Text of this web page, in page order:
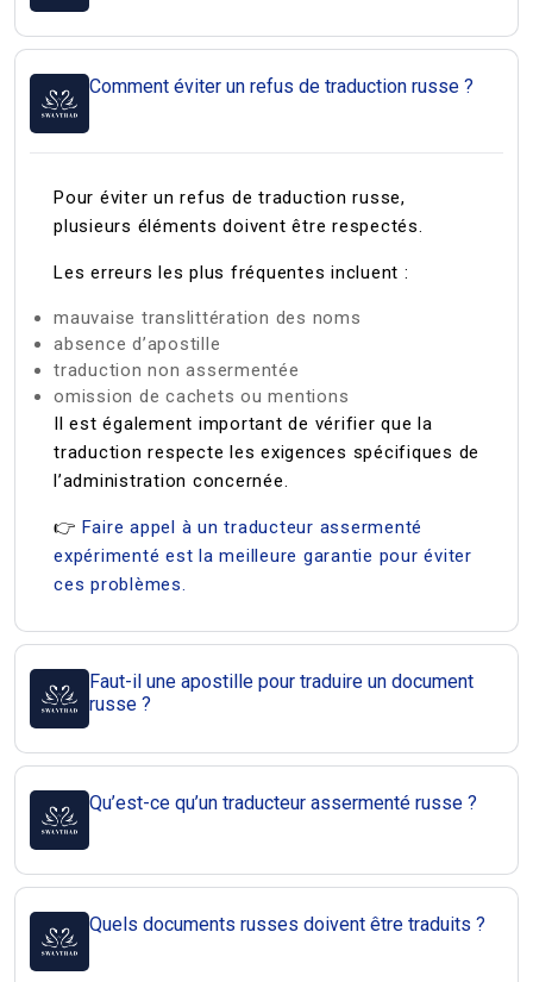
Comment éviter un refus de traduction russe ?
Pour éviter un refus de traduction russe,
plusieurs éléments doivent être respectés.
Les erreurs les plus fréquentes incluent :
mauvaise translittération des noms
absence d’apostille
traduction non assermentée
omission de cachets ou mentions
Il est également important de vérifier que la
traduction respecte les exigences spécifiques de
l’administration concernée.
👉 Faire appel à un traducteur assermenté
expérimenté est la meilleure garantie pour éviter
ces problèmes.
Faut-il une apostille pour traduire un document
russe ?
Qu’est-ce qu’un traducteur assermenté russe ?
Quels documents russes doivent être traduits ?